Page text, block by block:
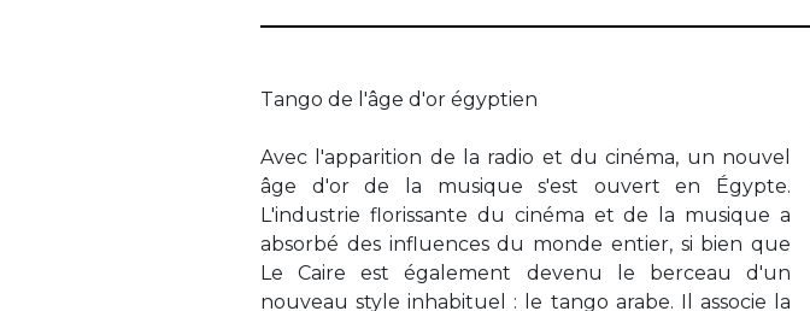
Tango de l'âge d'or égyptien
Avec l'apparition de la radio et du cinéma, un nouvel
âge d'or de la musique s'est ouvert en Égypte.
L'industrie florissante du cinéma et de la musique a
absorbé des influences du monde entier, si bien que
Le Caire est également devenu le berceau d'un
nouveau style inhabituel : le tango arabe. Il associe la
période riche et passionnante de la musique